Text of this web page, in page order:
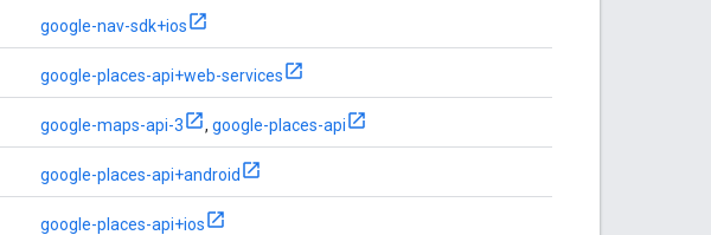
google-nav-sdk+ios
google-places-api+web-services
google-maps-api-3 , google-places-api
google-places-api+android
google-places-api+ios